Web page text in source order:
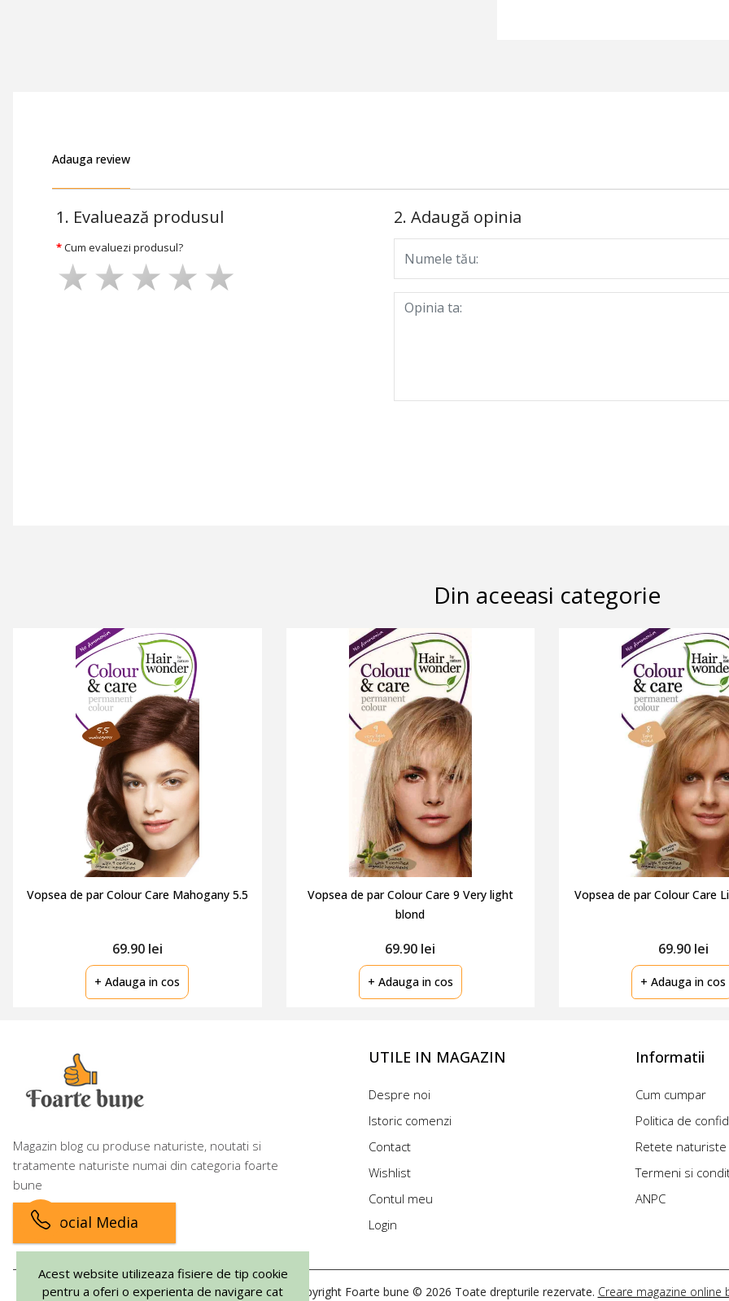
Adauga review
1. Evaluează produsul
Cum evaluezi produsul?
2. Adaugă opinia
Din aceeasi categorie
Vopsea de par Colour Care Mahogany 5.5
69.90 lei
+ Adauga in cos
Vopsea de par Colour Care 9 Very light
blond
69.90 lei
+ Adauga in cos
Vopsea de par Colour Care
69.90 lei
+ Adauga in cos
Magazin blog cu produse naturiste, noutati si
tratamente naturiste numai din categoria foarte
bune
Social Media
UTILE IN MAGAZIN
Despre noi
Istoric comenzi
Contact
Wishlist
Contul meu
Login
Informatii
Cum cumpar
Politica de
Retete naturiste
Termeni si
ANPC
Copyright Foarte bune © 2026 Toate drepturile rezervate. Creare magazine online
Acest website utilizeaza fisiere de tip cookie
pentru a oferi o experienta de navigare cat
acord cu Politica de Cookie
Accept